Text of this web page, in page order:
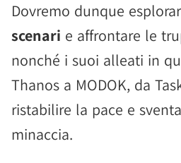
Dovremo dunque
scenari e affrontare le
nonché i suoi alleati in
Thanos a MODOK, da
ristabilire la pace e
minaccia.